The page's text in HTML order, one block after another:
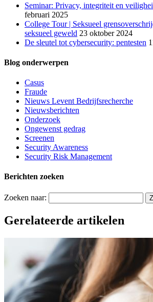
Seminar: Privacy, integriteit en
februari 2025
College Tour | Seksueel
seksueel geweld 23 oktober 2024
De sleutel tot cybersecurity: pentesten
Blog onderwerpen
Casus
Fraude
Nieuws Levent Bedrijfsrecherche
Nieuwsberichten
Onderzoek
Ongewenst gedrag
Screenen
Security Awareness
Security Risk Management
Berichten zoeken
Zoeken naar:
Gerelateerde artikelen